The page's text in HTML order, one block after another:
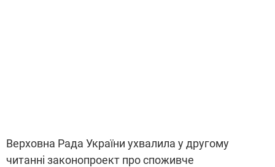
Верховна Рада України ухвалила у другому
читанні законопроект про споживче